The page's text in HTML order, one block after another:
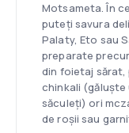
Motsameta. În
puteți savura
Palaty, Eto sau
preparate
din foietaj sărat,
chinkali (găluște
săculeți) ori
de roșii sau